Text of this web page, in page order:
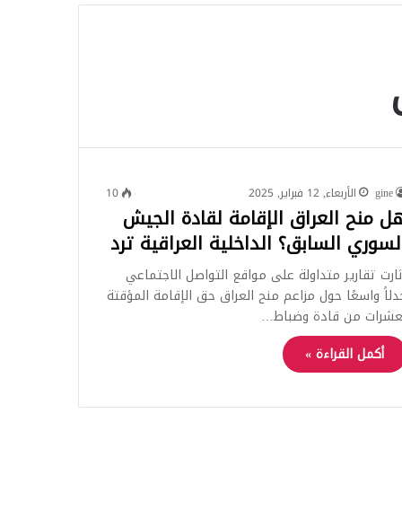
gine الأربعاء, 12 فبراير, 2025 10
منح العراق الإقامة لقادة الجيش
السابق؟ الداخلية العراقية ترد
تقارير متداولة على مواقع التواصل الاجتماعي
واسعًا حول مزاعم منح العراق حق الإقامة المؤقتة
من قادة وضباط…
أكمل القراءة »